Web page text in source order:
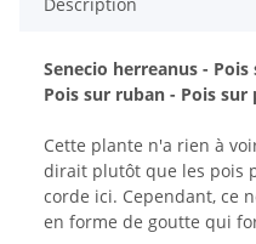
Senecio herreanus -
Pois sur ruban - Pois
Cette plante n'a rien à
dirait plutôt que les pois
corde ici. Cependant, ce
en forme de goutte qui